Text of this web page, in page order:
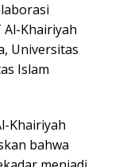
Khairiyah
Universitas
Islam
Khairiyah
bahwa